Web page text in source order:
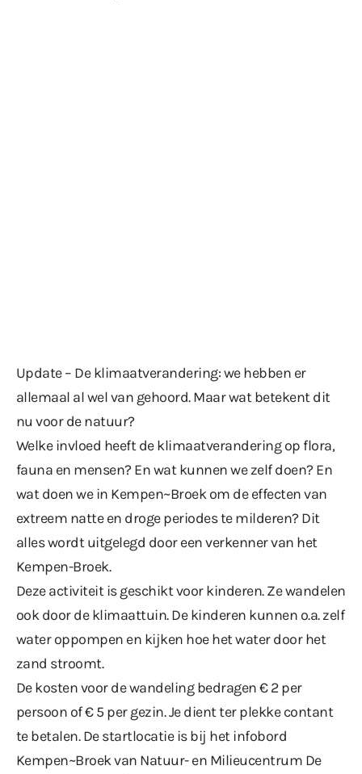
Update – De klimaatverandering: we hebben er
allemaal al wel van gehoord. Maar wat betekent dit
nu voor de natuur?
Welke invloed heeft de klimaatverandering op flora,
fauna en mensen? En wat kunnen we zelf doen? En
wat doen we in Kempen~Broek om de effecten van
extreem natte en droge periodes te milderen? Dit
alles wordt uitgelegd door een verkenner van het
Kempen-Broek.
Deze activiteit is geschikt voor kinderen. Ze wandelen
ook door de klimaattuin. De kinderen kunnen o.a. zelf
water oppompen en kijken hoe het water door het
zand stroomt.
De kosten voor de wandeling bedragen € 2 per
persoon of € 5 per gezin. Je dient ter plekke contant
te betalen. De startlocatie is bij het infobord
Kempen~Broek van Natuur- en Milieucentrum De